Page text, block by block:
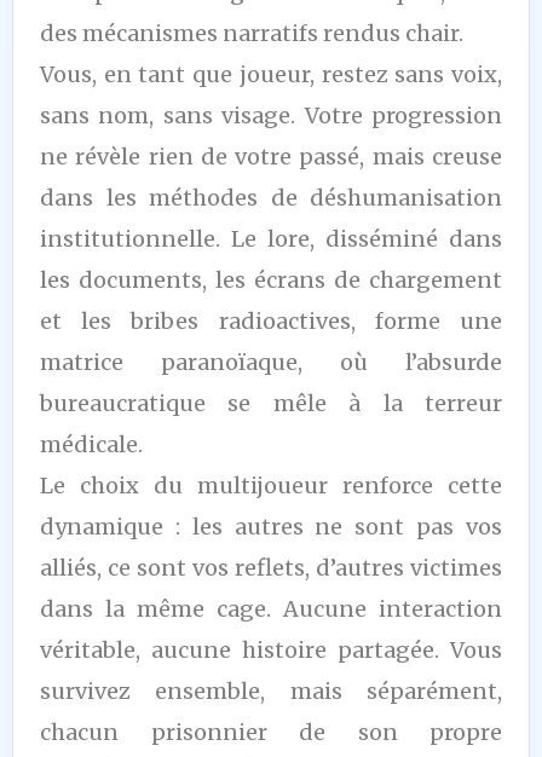
des mécanismes narratifs rendus chair.
Vous, en tant que joueur, restez sans voix,
sans nom, sans visage. Votre progression
ne révèle rien de votre passé, mais creuse
dans les méthodes de déshumanisation
institutionnelle. Le lore, disséminé dans
les documents, les écrans de chargement
et les bribes radioactives, forme une
matrice paranoïaque, où l’absurde
bureaucratique se mêle à la terreur
médicale.
Le choix du multijoueur renforce cette
dynamique : les autres ne sont pas vos
alliés, ce sont vos reflets, d’autres victimes
dans la même cage. Aucune interaction
véritable, aucune histoire partagée. Vous
survivez ensemble, mais séparément,
chacun prisonnier de son propre